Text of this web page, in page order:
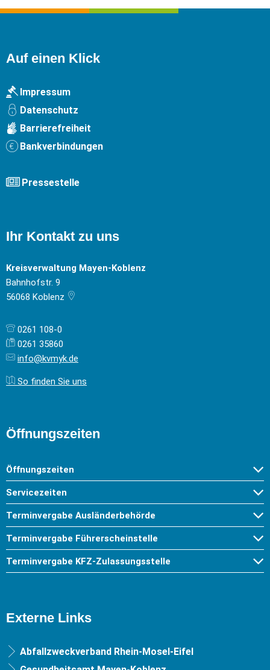
Auf einen Klick
Impressum
Datenschutz
Barrierefreiheit
Bankverbindungen
Pressestelle
Ihr Kontakt zu uns
Kreisverwaltung Mayen-Koblenz
Bahnhofstr. 9
56068 Koblenz
0261 108-0
0261 35860
info@kvmyk.de
So finden Sie uns
Öffnungszeiten
Öffnungszeiten
Servicezeiten
Terminvergabe Ausländerbehörde
Terminvergabe Führerscheinstelle
Terminvergabe KFZ-Zulassungsstelle
Externe Links
Abfallzweckverband Rhein-Mosel-Eifel